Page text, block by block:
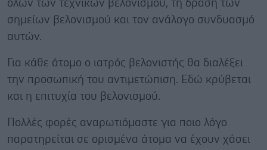
όλων των τεχνικών βελονισμού, τη δράση των
σημείων βελονισμού και τον ανάλογο συνδυασμό
αυτών.
Για κάθε άτομο ο ιατρός βελονιστής θα διαλέξει
την προσωπική του αντιμετώπιση. Εδώ κρύβεται
και η επιτυχία του βελονισμού.
Πολλές φορές αναρωτιόμαστε για ποιο λόγο
παρατηρείται σε ορισμένα άτομα να έχουν χάσει